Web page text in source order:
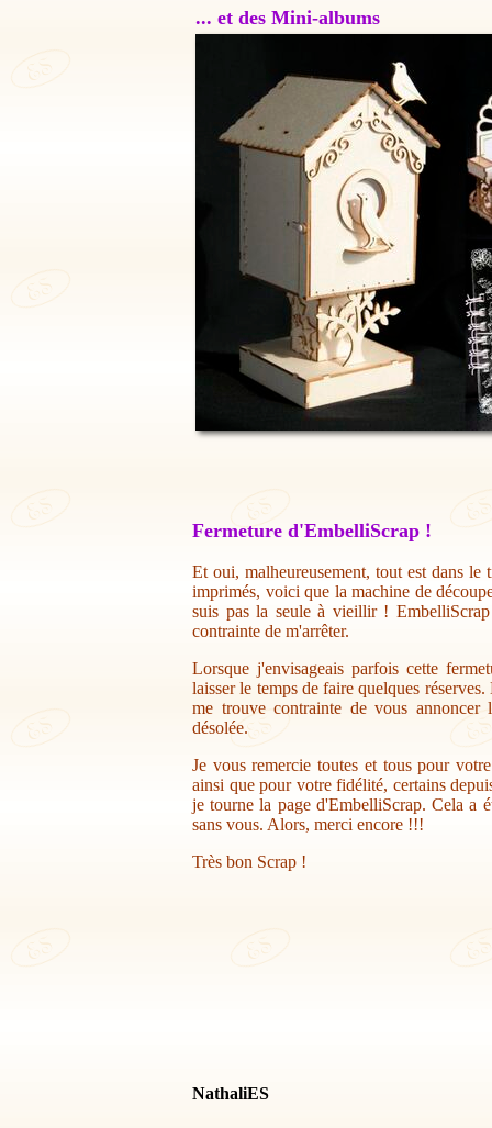
... et des Mini-albums
Fermeture d'EmbelliScrap !
Et oui, malheureusement, tout est dans
imprimés, voici que la machine de
suis pas la seule à vieillir !
contrainte de m'arrêter.
Lorsque j'envisageais parfois cette
laisser le temps de faire quelques
me trouve contrainte de vous annoncer
désolée.
Je vous remercie toutes et tous pour
ainsi que pour votre fidélité, certains
je tourne la page d'EmbelliScrap. Cela a
sans vous. Alors, merci encore !!!
Très bon Scrap !
NathaliES